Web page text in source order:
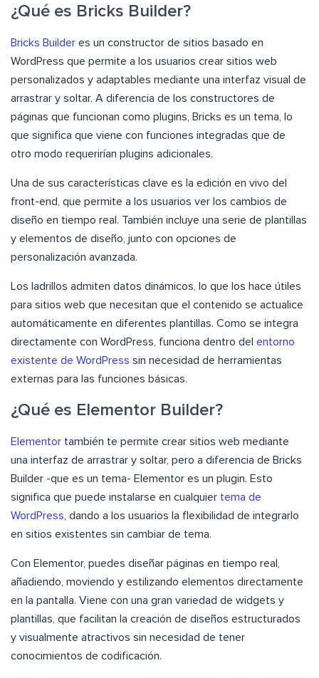
¿Qué es Bricks Builder?
Bricks Builder es un constructor de sitios basado en
WordPress que permite a los usuarios crear sitios web
personalizados y adaptables mediante una interfaz visual de
arrastrar y soltar. A diferencia de los constructores de
páginas que funcionan como plugins, Bricks es un tema, lo
que significa que viene con funciones integradas que de
otro modo requerirían plugins adicionales.
Una de sus características clave es la edición en vivo del
front-end, que permite a los usuarios ver los cambios de
diseño en tiempo real. También incluye una serie de plantillas
y elementos de diseño, junto con opciones de
personalización avanzada.
Los ladrillos admiten datos dinámicos, lo que los hace útiles
para sitios web que necesitan que el contenido se actualice
automáticamente en diferentes plantillas. Como se integra
directamente con WordPress, funciona dentro del entorno
existente de WordPress sin necesidad de herramientas
externas para las funciones básicas.
¿Qué es Elementor Builder?
Elementor también te permite crear sitios web mediante
una interfaz de arrastrar y soltar, pero a diferencia de Bricks
Builder -que es un tema- Elementor es un plugin. Esto
significa que puede instalarse en cualquier tema de
WordPress, dando a los usuarios la flexibilidad de integrarlo
en sitios existentes sin cambiar de tema.
Con Elementor, puedes diseñar páginas en tiempo real,
añadiendo, moviendo y estilizando elementos directamente
en la pantalla. Viene con una gran variedad de widgets y
plantillas, que facilitan la creación de diseños estructurados
y visualmente atractivos sin necesidad de tener
conocimientos de codificación.